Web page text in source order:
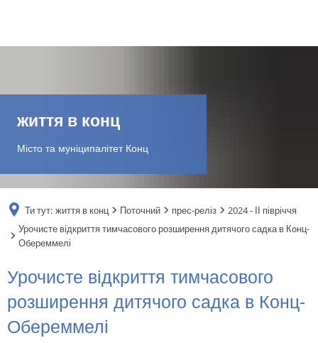
UK
життя в конц
Місто та муніципалітет Конц
Ти тут: життя в конц Поточний прес-реліз
2024 - ІІ півріччя
Урочисте відкриття тимчасового розширення дитячого садка в Конц-
Обереммелі
Урочисте відкриття тимчасового
розширення дитячого садка в Конц-
Обереммелі